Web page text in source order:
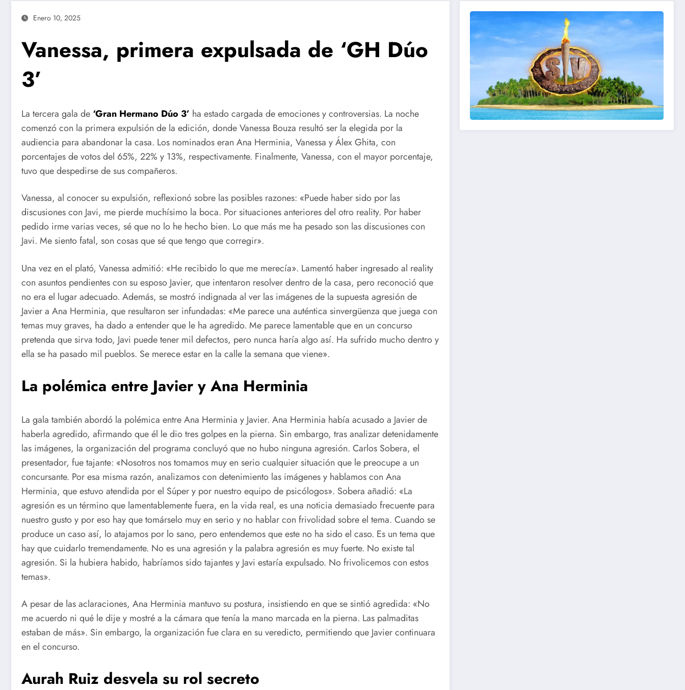
Enero 10, 2025
Vanessa, primera expulsada de ‘GH Dúo
3’
La tercera gala de ‘Gran Hermano Dúo 3’ ha estado cargada de emociones y controversias. La noche
comenzó con la primera expulsión de la edición, donde Vanessa Bouza resultó ser la elegida por la
audiencia para abandonar la casa. Los nominados eran Ana Herminia, Vanessa y Álex Ghita, con
porcentajes de votos del 65%, 22% y 13%, respectivamente. Finalmente, Vanessa, con el mayor porcentaje,
tuvo que despedirse de sus compañeros.
Vanessa, al conocer su expulsión, reflexionó sobre las posibles razones: «Puede haber sido por las
discusiones con Javi, me pierde muchísimo la boca. Por situaciones anteriores del otro reality. Por haber
pedido irme varias veces, sé que no lo he hecho bien. Lo que más me ha pesado son las discusiones con
Javi. Me siento fatal, son cosas que sé que tengo que corregir».
Una vez en el plató, Vanessa admitió: «He recibido lo que me merecía». Lamentó haber ingresado al reality
con asuntos pendientes con su esposo Javier, que intentaron resolver dentro de la casa, pero reconoció que
no era el lugar adecuado. Además, se mostró indignada al ver las imágenes de la supuesta agresión de
Javier a Ana Herminia, que resultaron ser infundadas: «Me parece una auténtica sinvergüenza que juega con
temas muy graves, ha dado a entender que le ha agredido. Me parece lamentable que en un concurso
pretenda que sirva todo, Javi puede tener mil defectos, pero nunca haría algo así. Ha sufrido mucho dentro y
ella se ha pasado mil pueblos. Se merece estar en la calle la semana que viene».
La polémica entre Javier y Ana Herminia
La gala también abordó la polémica entre Ana Herminia y Javier. Ana Herminia había acusado a Javier de
haberla agredido, afirmando que él le dio tres golpes en la pierna. Sin embargo, tras analizar detenidamente
las imágenes, la organización del programa concluyó que no hubo ninguna agresión. Carlos Sobera, el
presentador, fue tajante: «Nosotros nos tomamos muy en serio cualquier situación que le preocupe a un
concursante. Por esa misma razón, analizamos con detenimiento las imágenes y hablamos con Ana
Herminia, que estuvo atendida por el Súper y por nuestro equipo de psicólogos». Sobera añadió: «La
agresión es un término que lamentablemente fuera, en la vida real, es una noticia demasiado frecuente para
nuestro gusto y por eso hay que tomárselo muy en serio y no hablar con frivolidad sobre el tema. Cuando se
produce un caso así, lo atajamos por lo sano, pero entendemos que este no ha sido el caso. Es un tema que
hay que cuidarlo tremendamente. No es una agresión y la palabra agresión es muy fuerte. No existe tal
agresión. Si la hubiera habido, habríamos sido tajantes y Javi estaría expulsado. No frivolicemos con estos
temas».
A pesar de las aclaraciones, Ana Herminia mantuvo su postura, insistiendo en que se sintió agredida: «No
me acuerdo ni qué le dije y mostré a la cámara que tenía la mano marcada en la pierna. Las palmaditas
estaban de más». Sin embargo, la organización fue clara en su veredicto, permitiendo que Javier continuara
en el concurso.
Aurah Ruiz desvela su rol secreto